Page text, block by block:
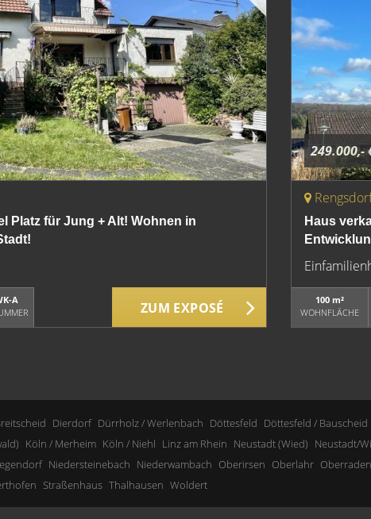
Platz für Jung + Alt! Wohnen in
A
ZUM EXPOSÉ
249.000,-
Haus
100 m²
WOHNFLÄCHE
Dierdorf Dürrholz / Werlenbach Döttesfeld Döttesfeld / Bauscheid
Köln / Merheim Köln / Niehl Linz am Rhein Neustadt (Wied) Neustadt/
Niedersteinebach Niederwambach Oberirsen Oberlahr
Straßenhaus Thalhausen Woldert